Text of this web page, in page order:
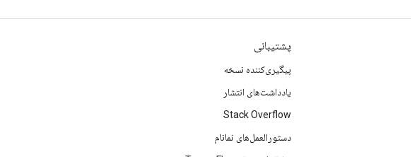
پشتیبانی
پیگیری‌کننده نسخه
یادداشت‌های انتشار
Stack Overflow
دستورالعمل‌های نمانام